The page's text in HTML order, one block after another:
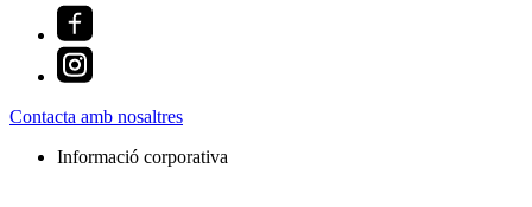
Contacta amb nosaltres
Informació corporativa